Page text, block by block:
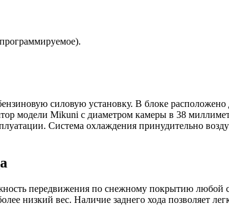
силовую установку. В блоке
модели Mikuni с диаметром камеры в 38
Система охлаждения принудительно
передвижения по снежному покрытию любой
низкий вес. Наличие заднего хода позволяет